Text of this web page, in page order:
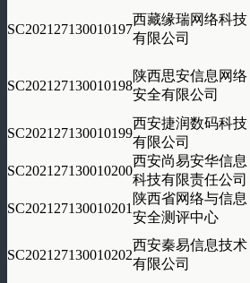
SC202127130010197
西藏缘瑞网络科技
有限公司
SC202127130010198
陕西思安信息网络
安全有限公司
SC202127130010199
西安捷润数码科技
有限公司
SC202127130010200
西安尚易安华信息
科技有限责任公司
SC202127130010201
陕西省网络与信息
安全测评中心
SC202127130010202
西安秦易信息技术
有限公司